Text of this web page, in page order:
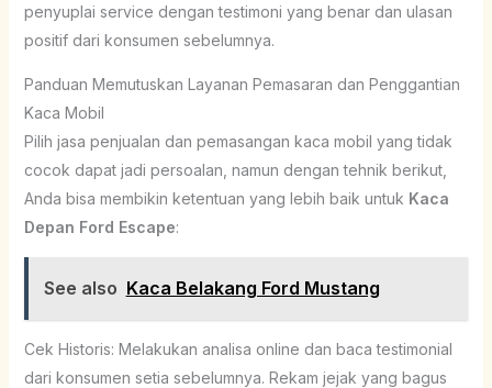
penyuplai service dengan testimoni yang benar dan ulasan
positif dari konsumen sebelumnya.
Panduan Memutuskan Layanan Pemasaran dan Penggantian
Kaca Mobil
Pilih jasa penjualan dan pemasangan kaca mobil yang tidak
cocok dapat jadi persoalan, namun dengan tehnik berikut,
Anda bisa membikin ketentuan yang lebih baik untuk Kaca
Depan Ford Escape:
See also Kaca Belakang Ford Mustang
Cek Historis: Melakukan analisa online dan baca testimonial
dari konsumen setia sebelumnya. Rekam jejak yang bagus